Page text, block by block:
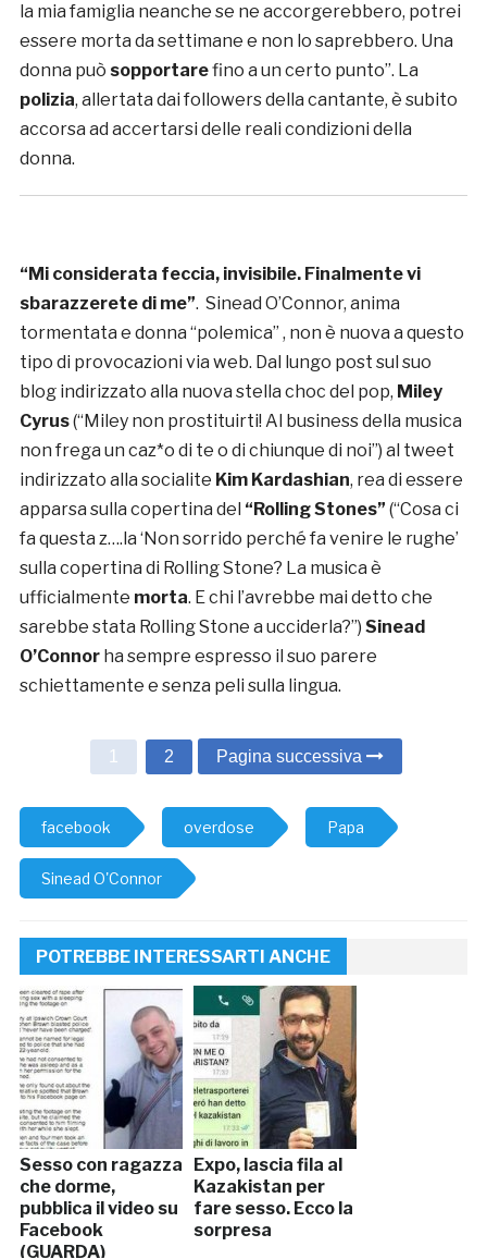
la mia famiglia neanche se ne accorgerebbero, potrei
essere morta da settimane e non lo saprebbero. Una
donna può sopportarefino a un certo punto”. La
polizia, allertata dai followers della cantante, è subito
accorsa ad accertarsi delle reali condizioni della
donna.
“Mi considerata feccia, invisibile. Finalmente vi
sbarazzerete di me”. Sinead O’Connor, anima
tormentata e donna “polemica” , non è nuova a questo
tipo di provocazioni via web. Dal lungo post sul suo
blog indirizzato alla nuova stella choc del pop, Miley
Cyrus(“Miley non prostituirti! Al business della musica
non frega un caz*o di te o di chiunque di noi”) al tweet
indirizzato alla socialite Kim Kardashian, rea di essere
apparsa sulla copertina del “Rolling Stones” (“Cosa ci
fa questa z….la ‘Non sorrido perché fa venire le rughe’
sulla copertina di Rolling Stone? La musica è
ufficialmente morta. E chi l’avrebbe mai detto che
sarebbe stata Rolling Stone a ucciderla?”) Sinead
O’Connorha sempre espresso il suo parere
schiettamente e senza peli sulla lingua.
1 2 Pagina successiva
facebook overdose Papa
Sinead O'Connor
POTREBBE INTERESSARTI ANCHE
Sesso con ragazza
che dorme,
pubblica il video su
Facebook
(GUARDA)
Expo, lascia fila al
Kazakistan per
fare sesso. Ecco la
sorpresa